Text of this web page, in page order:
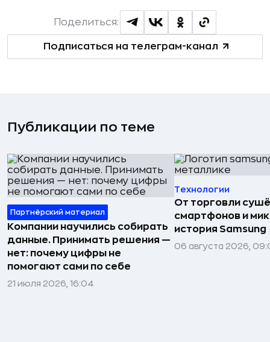
Подписаться на телеграм-канал
Поделиться:
Публикации по теме
Партнёрский материал
Компании научились собирать
данные. Принимать решения —
нет: почему цифры не
помогают сами по себе
21 июля 2026, 16:04
Технологии
От торговли
смартфонов и
история Samsung
06 августа 2026,